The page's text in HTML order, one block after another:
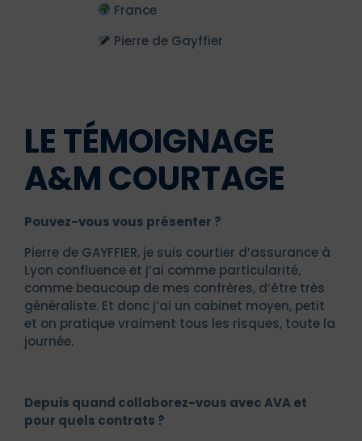
France
Pierre de Gayffier
LE TÉMOIGNAGE
A&M COURTAGE
Pouvez-vous vous présenter ?
Pierre de GAYFFIER, je suis courtier d’assurance à
Lyon confluence et j’ai comme particularité,
comme beaucoup de mes confrères, d’être très
généraliste. Et donc j’ai un cabinet moyen, petit
et on pratique vraiment tous les risques, toute la
journée.
Depuis quand collaborez-vous avec AVA et
pour quels contrats ?